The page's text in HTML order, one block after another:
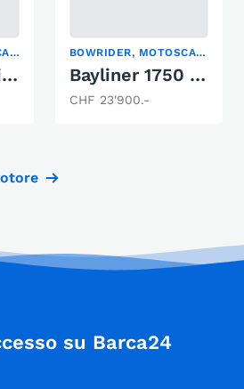
DECK BOAT, MOTOSCAFO
Bayliner Capri 192 Sport
BOWRIDER, MOTOSCAFO
Bayliner 1750 Capri
CHF 23'900.-
su Barca24